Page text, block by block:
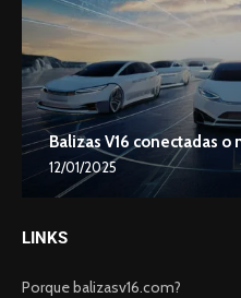
Balizas V16 conectadas o
12/01/2025
LINKS
Porque balizasv16.com?